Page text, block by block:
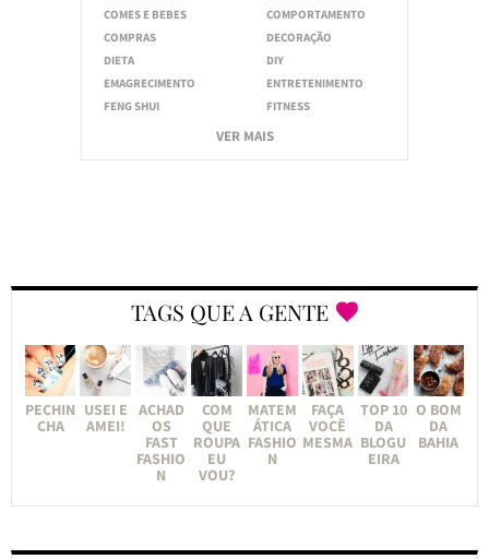
COMES E BEBES
COMPORTAMENTO
COMPRAS
DECORAÇÃO
DIETA
DIY
EMAGRECIMENTO
ENTRETENIMENTO
FENG SHUI
FITNESS
VER MAIS
TAGS QUE A GENTE
PECHIN
CHA
USEI E
AMEI!
ACHAD
OS
FAST
FASHIO
N
COM
QUE
ROUPA
EU
VOU?
MATEM
ÁTICA
FASHIO
N
FAÇA
VOCÊ
MESMA
TOP 10
DA
BLOGU
EIRA
O BOM
DA
BAHIA